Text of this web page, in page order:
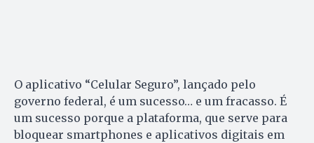
O aplicativo “Celular Seguro”, lançado pelo
governo federal, é um sucesso… e um fracasso. É
um sucesso porque a plataforma, que serve para
bloquear smartphones e aplicativos digitais em